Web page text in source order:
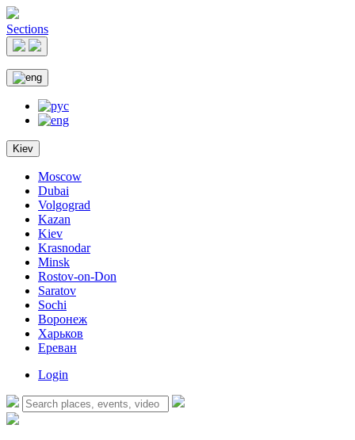
Sections
Kiev
Moscow
Dubai
Volgograd
Kazan
Kiev
Krasnodar
Minsk
Rostov-on-Don
Saratov
Sochi
Воронеж
Харьков
Ереван
Login